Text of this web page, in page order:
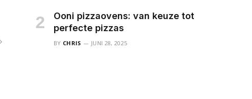
Ooni pizzaovens: van keuze tot
perfecte pizzas
BY CHRIS JUNI 28, 2025